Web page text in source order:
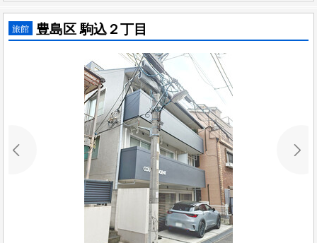
旅館 豊島区 駒込２丁目